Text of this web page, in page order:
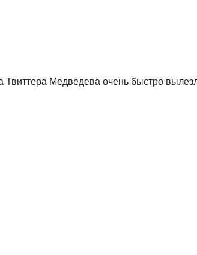
Твиттера Медведева очень быстро